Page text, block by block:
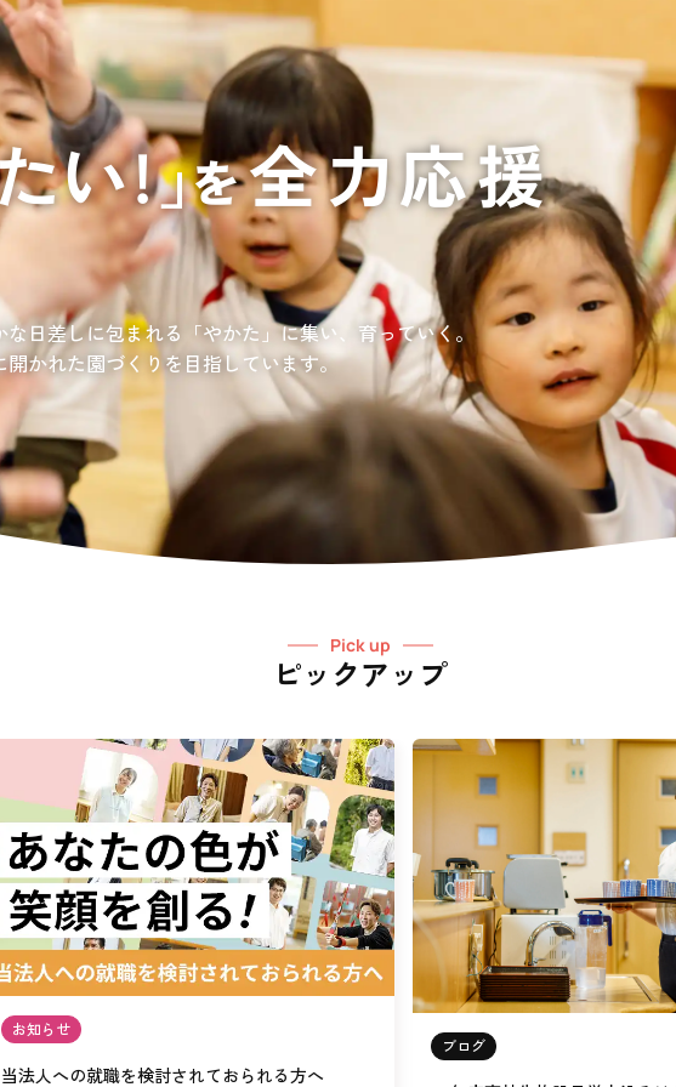
談に乗ってもらいたい
リハビリを受けたい
て介護、リハビリを受けたい
施設等に短期宿泊して介護、
訪問してもらって
リハビリを受けたい
通いや短期宿泊を組み合わせて介護、
リハビリを受けたい
保育園、学童を利用したい
法人沿革
ナリー サンサン研修センター
る介護、笑顔が溢れている介護を目指して。
事業所の介護関連事業所を運営する
ますます高まる介護ニーズに幅広く対応していきます。
日差しに包まれる「やかた」に集い、育っていく。
かれた園づくりを目指しています。
生の児童が放課後安心して過ごせる環境を提供するとともに、
どの学習面にも力を入れて行っている学童保育所です。
Pick up
ピックアップ
お知らせ
当法人への就職を検討されておられる方へ
ブログ